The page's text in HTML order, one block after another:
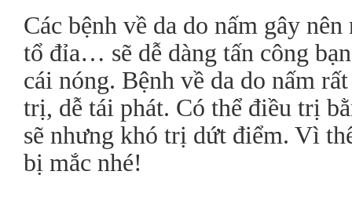
Các bệnh về da do nấm gây
tổ đỉa… sẽ dễ dàng tấn công
cái nóng. Bệnh về da do nấm
trị, dễ tái phát. Có thể điều trị
sẽ nhưng khó trị dứt điểm. Vì
bị mắc nhé!